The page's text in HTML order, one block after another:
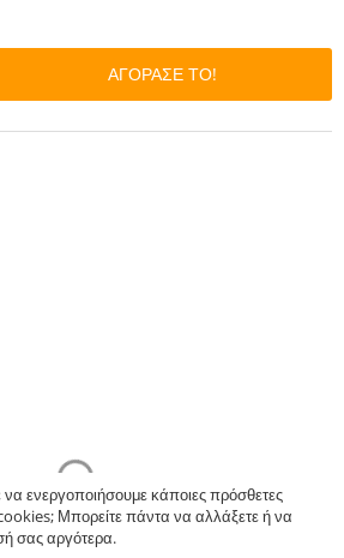
ΑΓΟΡΑΣΕ ΤΟ!
ενεργοποιήσουμε κάποιες πρόσθετες
Μπορείτε πάντα να αλλάξετε ή να
σας αργότερα.